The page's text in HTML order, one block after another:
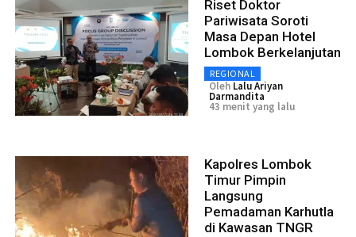
Riset Doktor
Pariwisata Soroti
Masa Depan Hotel
Lombok Berkelanjutan
REGIONAL
Oleh Lalu Ariyan
Darmandita
43 menit yang lalu
Kapolres Lombok
Timur Pimpin
Langsung
Pemadaman Karhutla
di Kawasan TNGR